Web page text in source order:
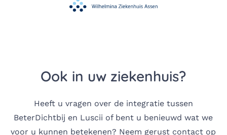
Ook in uw ziekenhuis?
Heeft u vragen over de integratie tussen
BeterDichtbij en Luscii of bent u benieuwd wat we
voor u kunnen betekenen? Neem gerust contact op